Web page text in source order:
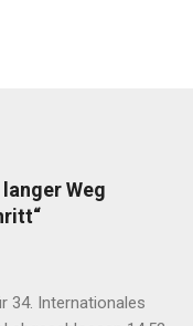
Weg
34. Internationales